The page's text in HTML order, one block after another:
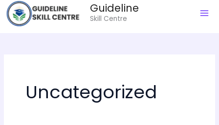
to
content
Guideline
Skill Centre
Uncategorized